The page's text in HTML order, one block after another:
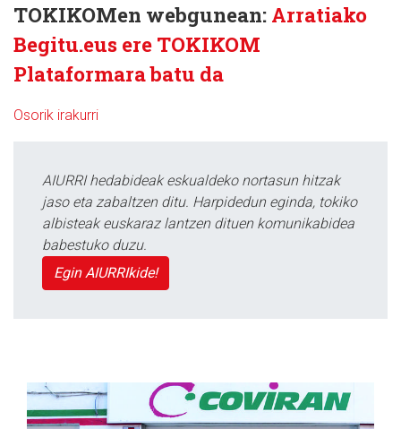
TOKIKOMen webgunean: Arratiako
Begitu.eus ere TOKIKOM
Plataformara batu da
Osorik irakurri
AIURRI hedabideak eskualdeko nortasun hitzak
jaso eta zabaltzen ditu. Harpidedun eginda, tokiko
albisteak euskaraz lantzen dituen komunikabidea
babestuko duzu.
Egin AIURRIkide!